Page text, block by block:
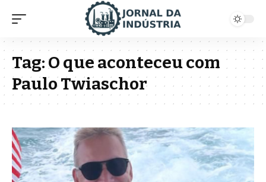
Tag:O que aconteceu com
Paulo Twiaschor